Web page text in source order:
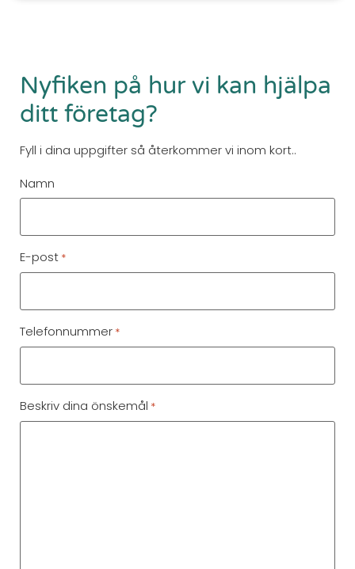
Nyfiken på hur vi kan hjälpa
ditt företag?
Fyll i dina uppgifter så återkommer vi inom kort..
Namn
E-post *
Telefonnummer *
Beskriv dina önskemål *